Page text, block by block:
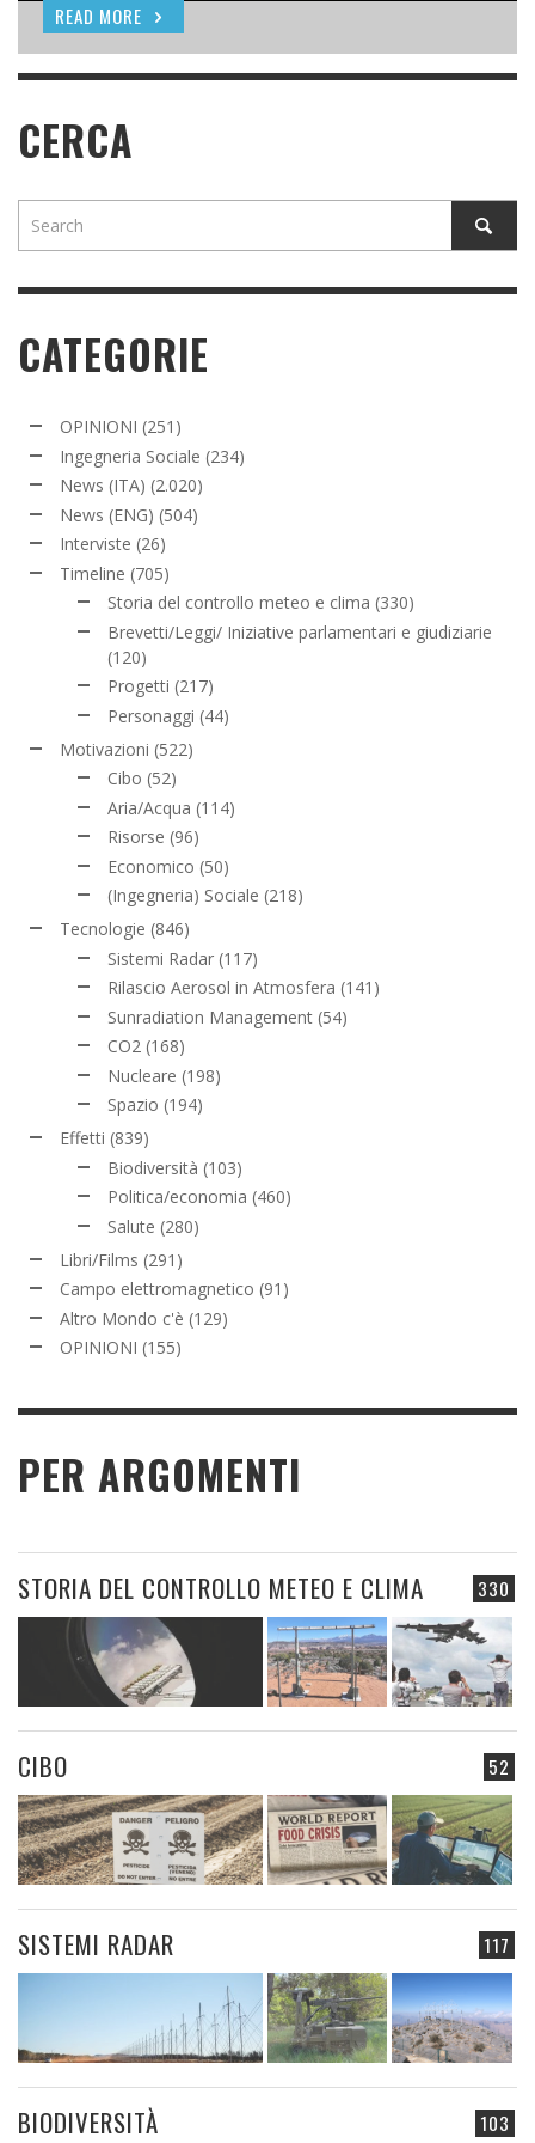
READ MORE
READ MORE
READ MORE
CERCA
CATEGORIE
OPINIONI (251)
Ingegneria Sociale (234)
News (ITA) (2.020)
News (ENG) (504)
Interviste (26)
Timeline (705)
Storia del controllo meteo e clima (330)
Brevetti/Leggi/ Iniziative parlamentari e giudiziarie
(120)
Progetti (217)
Personaggi (44)
Motivazioni (522)
Cibo (52)
Aria/Acqua (114)
Risorse (96)
Economico (50)
(Ingegneria) Sociale (218)
Tecnologie (846)
Sistemi Radar (117)
Rilascio Aerosol in Atmosfera (141)
Sunradiation Management (54)
CO2 (168)
Nucleare (198)
Spazio (194)
Effetti (839)
Biodiversità (103)
Politica/economia (460)
Salute (280)
Libri/Films (291)
Campo elettromagnetico (91)
Altro Mondo c'è (129)
OPINIONI (155)
PER ARGOMENTI
330
STORIA DEL CONTROLLO METEO E CLIMA
52
CIBO
117
SISTEMI RADAR
103
BIODIVERSITÀ